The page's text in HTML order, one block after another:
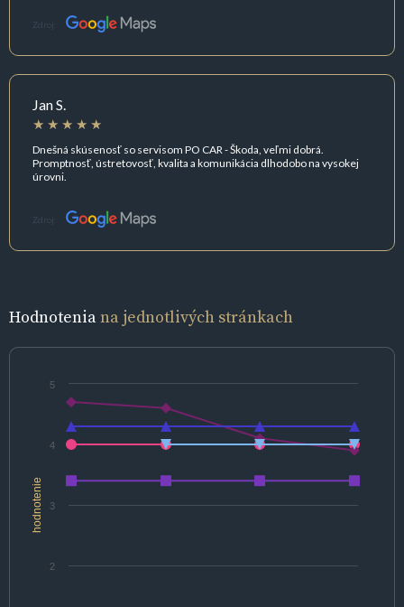
Zdroj:
Jan S.
Dnešná skúsenosť so servisom PO CAR - Škoda, veľmi dobrá.
Promptnosť, ústretovosť, kvalita a komunikácia dlhodobo na vysokej
úrovni.
Zdroj:
Hodnoteniana jednotlivých stránkach
hodnotenie
2
3
4
5